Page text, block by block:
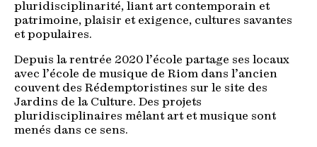
pluridisciplinarité, liant art contemporain et
patrimoine, plaisir et exigence, cultures savantes
et populaires.
Depuis la rentrée 2020 l’école partage ses locaux
avec l’école de musique de Riom dans l’ancien
couvent des Rédemptoristines sur le site des
Jardins de la Culture. Des projets
pluridisciplinaires mêlant art et musique sont
menés dans ce sens.